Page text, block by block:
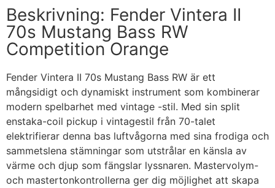
Beskrivning: Fender Vintera II
70s Mustang Bass RW
Competition Orange
Fender Vintera II 70s Mustang Bass RW är ett
mångsidigt och dynamiskt instrument som kombinerar
modern spelbarhet med vintage -stil. Med sin split
enstaka-coil pickup i vintagestil från 70-talet
elektrifierar denna bas luftvågorna med sina frodiga och
sammetslena stämningar som utstrålar en känsla av
värme och djup som fängslar lyssnaren. Mastervolym-
och mastertonkontrollerna ger dig möjlighet att skapa